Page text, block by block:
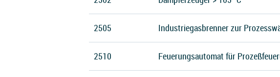
2505 Industriegasbrenner zur
2510 Feuerungsautomat für